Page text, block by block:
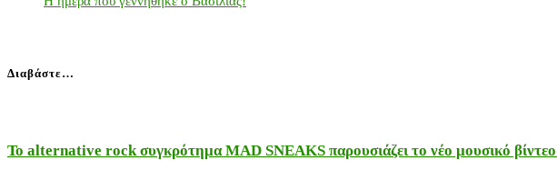
Διαβάστε…
Το alternative rock συγκρότημα MAD SNEAKS παρουσιάζει το νέο μουσικό